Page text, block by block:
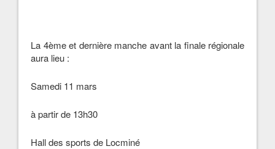
La 4ème et dernière manche avant la finale régionale
aura lieu :
Samedi 11 mars
à partir de 13h30
Hall des sports de Locminé